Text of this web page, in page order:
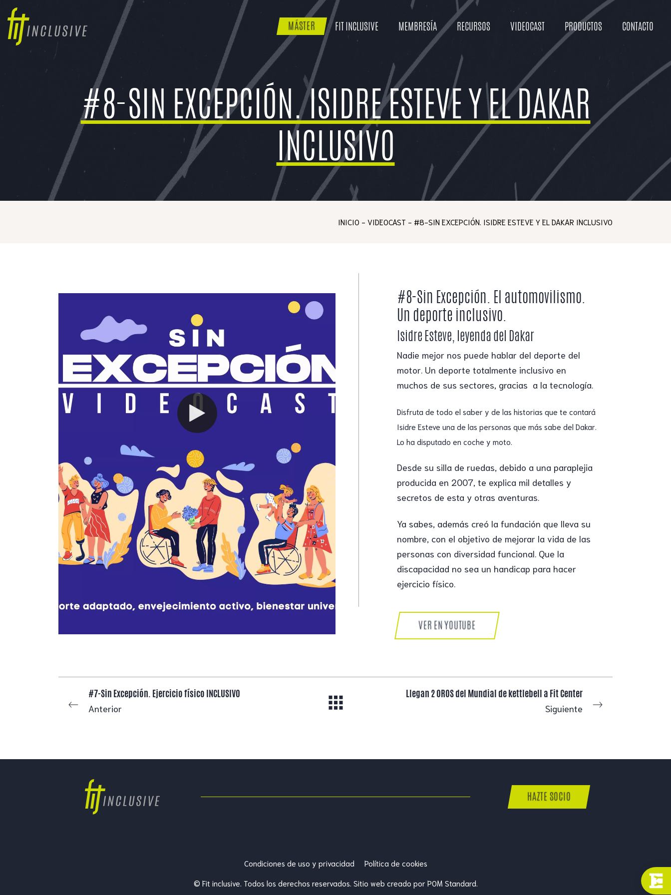
MÁSTER FIT INCLUSIVE MEMBRESÍA RECURSOS VIDEOCAST PRODUCTOS CONTACTO
#8-SIN EXCEPCIÓN. ISIDRE ESTEVE Y EL DAKAR
INCLUSIVO
INICIO - VIDEOCAST - #8-SIN EXCEPCIÓN. ISIDRE ESTEVE Y EL DAKAR INCLUSIVO
#8-Sin Excepción. El automovilismo.
Un deporte inclusivo.
Isidre Esteve, leyenda del Dakar
Nadie mejor nos puede hablar del deporte del
motor. Un deporte totalmente inclusivo en
muchos de sus sectores, gracias a la tecnología.
Disfruta de todo el saber y de las historias que te contará
Isidre Esteve una de las personas que más sabe del Dakar.
Lo ha disputado en coche y moto.
Desde su silla de ruedas, debido a una paraplejia
producida en 2007, te explica mil detalles y
secretos de esta y otras aventuras.
Ya sabes, además creó la fundación que lleva su
nombre, con el objetivo de mejorar la vida de las
personas con diversidad funcional. Que la
discapacidad no sea un handicap para hacer
ejercicio físico.
VER EN YOUTUBE
#7-Sin Excepción. Ejercicio físico INCLUSIVO
Anterior
Llegan 2 OROS del Mundial de kettlebell a Fit Center
Siguiente
HAZTE SOCIO
Condiciones de uso y privacidad
Política de cookies
© Fit inclusive. Todos los derechos reservados. Sitio web creado por POM Standard.